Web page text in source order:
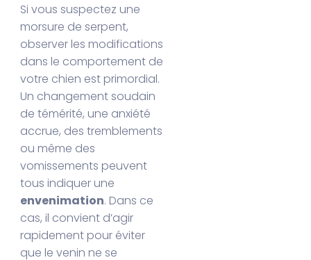
Si vous suspectez une
morsure de serpent,
observer les modifications
dans le comportement de
votre chien est primordial.
Un changement soudain
de témérité, une anxiété
accrue, des tremblements
ou même des
vomissements peuvent
tous indiquer une
envenimation. Dans ce
cas, il convient d’agir
rapidement pour éviter
que le venin ne se